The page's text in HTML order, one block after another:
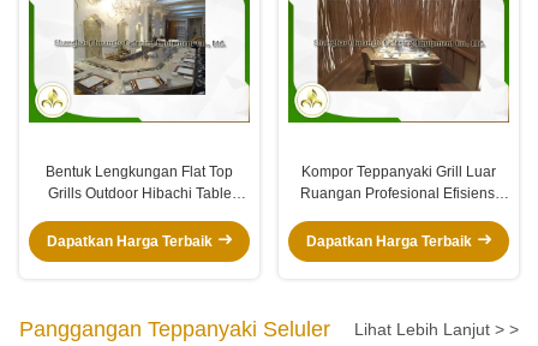
Bentuk Lengkungan Flat Top
Grills Outdoor Hibachi Table
Dapatkan Harga Terbaik
Kompor Teppanyaki Grill Luar
Ruangan Profesional Efisiensi
Dapatkan Harga Terbaik
Panggangan Teppanyaki Seluler Lihat Lebih Lanjut > >